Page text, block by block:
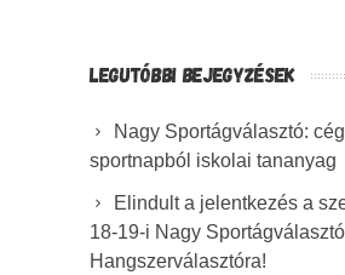
LEGUTÓBBI BEJEGYZÉSEK
Nagy Sportágválasztó:
sportnapból iskolai tananyag
Elindult a jelentkezés a
18-19-i Nagy
Hangszerválasztóra!